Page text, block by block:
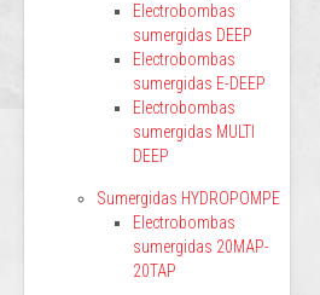
Electrobombas
sumergidas DEEP
Electrobombas
sumergidas E-DEEP
Electrobombas
sumergidas MULTI
DEEP
Sumergidas HYDROPOMPE
Electrobombas
sumergidas 20MAP-
20TAP